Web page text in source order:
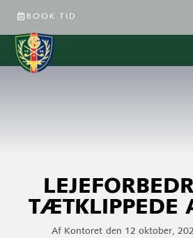
BOOK TID
TÆTKLIPPEDE
Af Kontoret den 12 oktober,